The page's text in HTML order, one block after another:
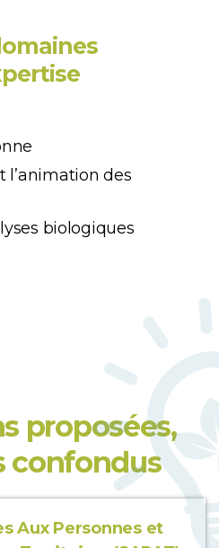
l’animation des
biologiques
proposées,
confondus
Aux Personnes et